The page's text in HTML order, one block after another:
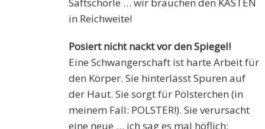
Saftschorle … wir brauchen den KASTEN
in Reichweite!
Posiert nicht nackt vor den Spiegel!
Eine Schwangerschaft ist harte Arbeit für
den Körper. Sie hinterlässt Spuren auf
der Haut. Sie sorgt für Pölsterchen (in
meinem Fall: POLSTER!). Sie verursacht
eine neue … ich sag es mal höflich: